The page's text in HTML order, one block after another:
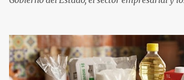
una derrama económica sin precedentes. Las
este periodo vacacional son optimistas, con
que supera el 70% . Sin embargo, la sorpresa